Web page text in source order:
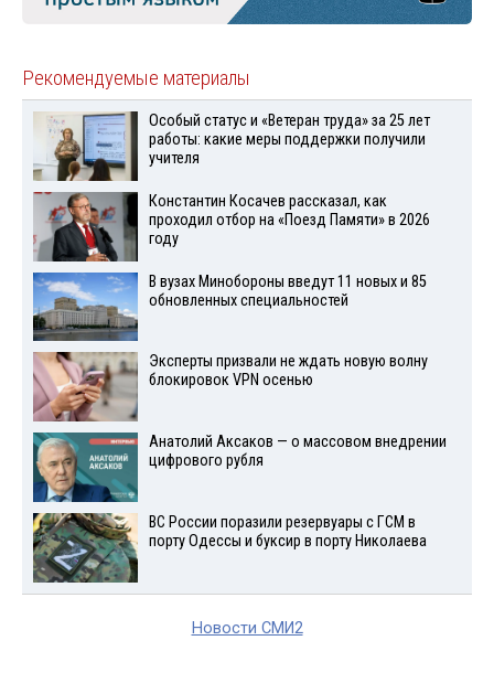
Рекомендуемые материалы
Особый статус и «Ветеран труда» за 25 лет
работы: какие меры поддержки получили
учителя
Константин Косачев рассказал, как
проходил отбор на «Поезд Памяти» в 2026
году
В вузах Минобороны введут 11 новых и 85
обновленных специальностей
Эксперты призвали не ждать новую волну
блокировок VPN осенью
Анатолий Аксаков — о массовом внедрении
цифрового рубля
ВС России поразили резервуары с ГСМ в
порту Одессы и буксир в порту Николаева
Новости СМИ2